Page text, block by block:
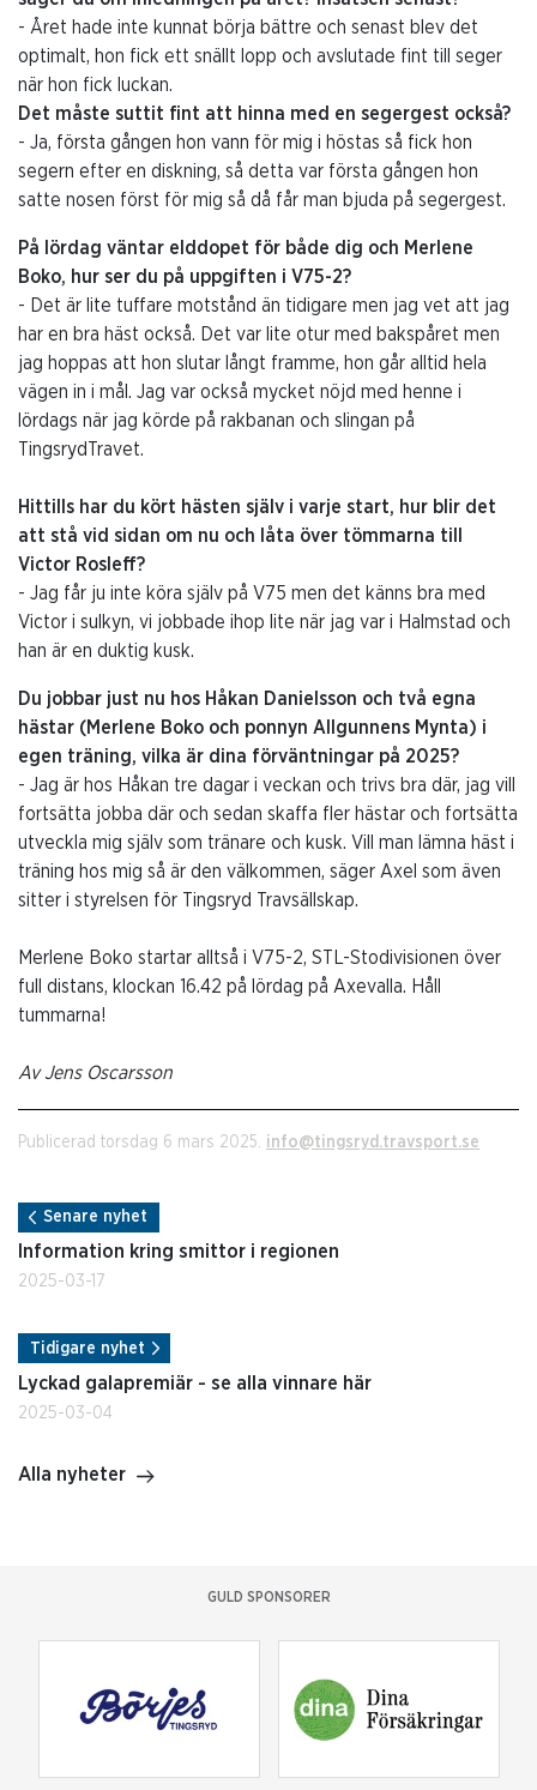
- Året hade inte kunnat börja bättre och senast blev det
optimalt, hon fick ett snällt lopp och avslutade fint till seger
när hon fick luckan.
Det måste suttit fint att hinna med en segergest också?
- Ja, första gången hon vann för mig i höstas så fick hon
segern efter en diskning, så detta var första gången hon
satte nosen först för mig så då får man bjuda på segergest.
På lördag väntar elddopet för både dig och Merlene
Boko, hur ser du på uppgiften i V75-2?
- Det är lite tuffare motstånd än tidigare men jag vet att jag
har en bra häst också. Det var lite otur med bakspåret men
jag hoppas att hon slutar långt framme, hon går alltid hela
vägen in i mål. Jag var också mycket nöjd med henne i
lördags när jag körde på rakbanan och slingan på
TingsrydTravet.
Hittills har du kört hästen själv i varje start, hur blir det
att stå vid sidan om nu och låta över tömmarna till
Victor Rosleff?
- Jag får ju inte köra själv på V75 men det känns bra med
Victor i sulkyn, vi jobbade ihop lite när jag var i Halmstad och
han är en duktig kusk.
Du jobbar just nu hos Håkan Danielsson och två egna
hästar (Merlene Boko och ponnyn Allgunnens Mynta) i
egen träning, vilka är dina förväntningar på 2025?
- Jag är hos Håkan tre dagar i veckan och trivs bra där, jag vill
fortsätta jobba där och sedan skaffa fler hästar och fortsätta
utveckla mig själv som tränare och kusk. Vill man lämna häst i
träning hos mig så är den välkommen, säger Axel som även
sitter i styrelsen för Tingsryd Travsällskap.
Merlene Boko startar alltså i V75-2, STL-Stodivisionen över
full distans, klockan 16.42 på lördag på Axevalla. Håll
tummarna!
Av Jens Oscarsson
Publicerad torsdag 6 mars 2025. info@tingsryd.travsport.se
Senare nyhet
Information kring smittor i regionen
2025-03-17
Tidigare nyhet
Lyckad galapremiär - se alla vinnare här
2025-03-04
Alla nyheter
GULD SPONSORER